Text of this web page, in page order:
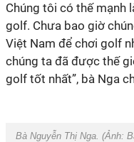
Chúng tôi có thế mạnh
golf. Chưa bao giờ
Việt Nam để chơi golf
chúng ta đã được thế
golf tốt nhất”, bà Nga
Bà Nguyễn Thị Nga. (Ảnh: